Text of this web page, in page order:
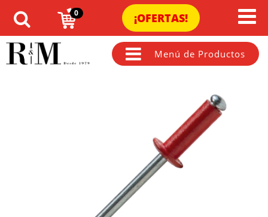
0 ¡OFERTAS!
Menú de Productos